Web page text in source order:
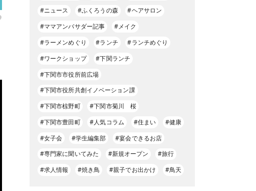
#ニュース
#ふくろうの森
#ヘアサロン
#ママアンバサダー記事
#メイク
#ラーメンめぐり
#ランチ
#ランチめぐり
#ワークショップ
#下関ランチ
#下関市市役所前広場
#下関市役所共創イノベーション課
#下関市椋野町
#下関市菊川 桜
#下関市豊田町
#人気コラム #住まい
#健康
#女子会
#学生編集部
#宴会できるお店
#専門家に聞いてみた
#新規オープン
#旅行
#求人情報
#焼き鳥 #親子でお出かけ #鳥天